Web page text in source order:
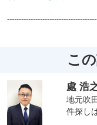
こ
處 浩
地元吹
件探し